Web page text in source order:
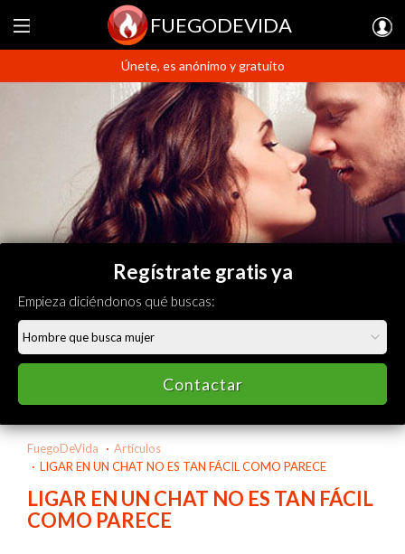
FUEGODEVIDA
Únete, es anónimo y gratuito
Regístrate gratis ya
Empieza diciéndonos qué buscas:
Contactar
FuegoDeVida
Artículos
LIGAR EN UN CHAT NO ES TAN FÁCIL COMO PARECE
LIGAR EN UN CHAT NO ES TAN FÁCIL
COMO PARECE